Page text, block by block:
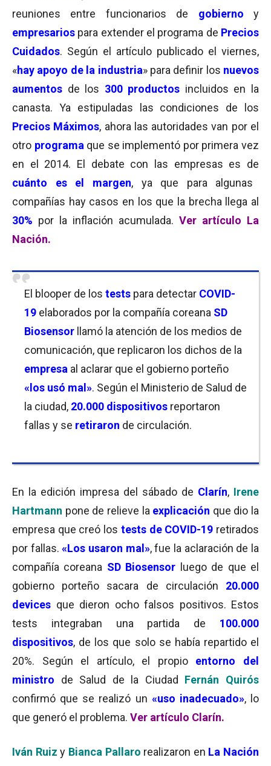
reuniones entre funcionarios de gobierno y
empresarios para extender el programa de Precios
Cuidados. Según el artículo publicado el viernes,
«hay apoyo de la industria» para definir los nuevos
aumentos de los 300 productos incluidos en la
canasta. Ya estipuladas las condiciones de los
Precios Máximos, ahora las autoridades van por el
otro programa que se implementó por primera vez
en el 2014. El debate con las empresas es de
cuánto es el margen, ya que para algunas
compañías hay casos en los que la brecha llega al
30% por la inflación acumulada. Ver artículo La
Nación.
El blooper de los tests para detectar COVID-
19 elaborados por la compañía coreana SD
Biosensor llamó la atención de los medios de
comunicación, que replicaron los dichos de la
empresa al aclarar que el gobierno porteño
«los usó mal». Según el Ministerio de Salud de
la ciudad, 20.000 dispositivos reportaron
fallas y se retiraron de circulación.
En la edición impresa del sábado de Clarín, Irene
Hartmann pone de relieve la explicación que dio la
empresa que creó los tests de COVID-19 retirados
por fallas.«Los usaron mal», fue la aclaración de la
compañía coreana SD Biosensor
luego de que el
gobierno porteño sacara de circulación 20.000
devices que dieron ocho falsos positivos. Estos
tests integraban una partida de 100.000
dispositivos, de los que solo se había repartido el
20%. Según el artículo, el propio entorno del
ministro de Salud de la Ciudad Fernán Quirós
confirmó que se realizó un «uso inadecuado», lo
que generó el problema. Ver artículo Clarín.
Iván Ruiz y Bianca Pallaro realizaron en La Nación